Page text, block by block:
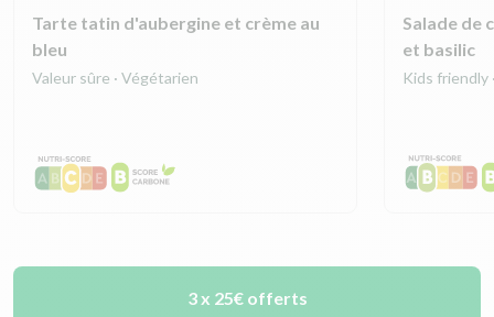
Tarte tatin d'aubergine et crème au
bleu
Valeur sûre · Végétarien
Salade de
et basilic
Kids friendly
3 x 25€ offerts